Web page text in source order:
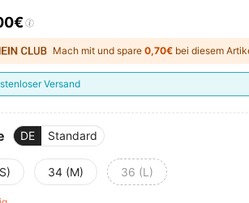
AND
Mach mit und spare 0,70€ bei diesem
Versand
DE Standard
34 (M) 36 (L)